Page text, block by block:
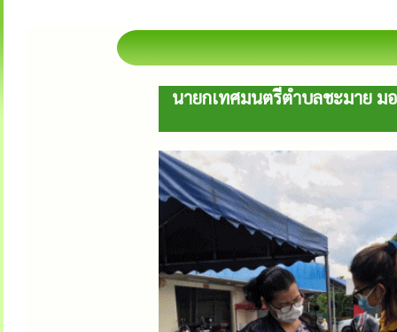
นายกเทศมนตรีตำบลชะมาย ม